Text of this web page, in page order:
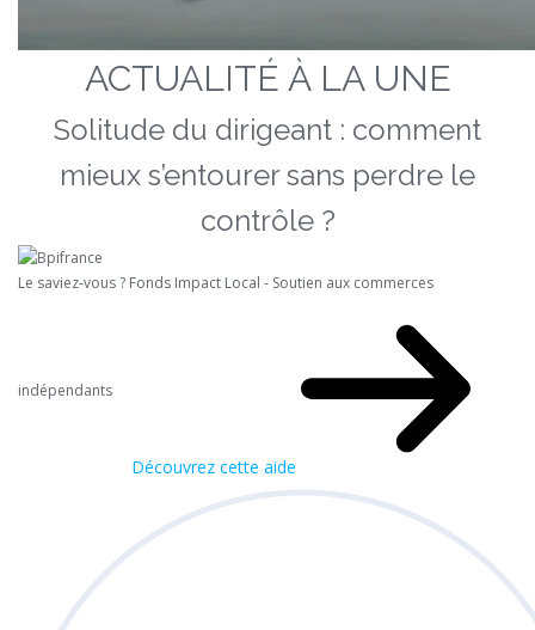
ACTUALITÉ À LA UNE
Solitude du dirigeant : comment
mieux s’entourer sans perdre le
contrôle ?
Le saviez-vous ? Fonds Impact Local - Soutien aux commerces
indépendants
Découvrez cette aide